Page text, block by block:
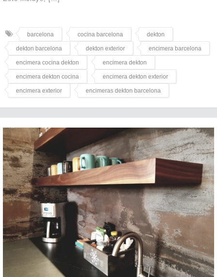
barcelona cocina barcelona dekton
dekton barcelona dekton exterior encimera barcelona
encimera cocina dekton encimera dekton
encimera dekton cocina encimera dekton exterior
encimera exterior encimeras dekton barcelona